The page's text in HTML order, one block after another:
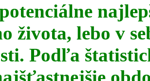
života, lebo v
Podľa